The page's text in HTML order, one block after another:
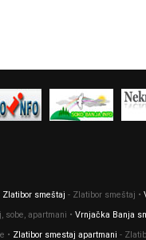
Zlatibor smeštaj - Zlatibor smeštaj •
sobe, apartmani • Vrnjačka Banja
• Zlatibor smestaj apartmani -